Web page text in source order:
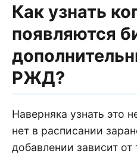
Как узнать
появляются
РЖД?
Наверняка узнать это
нет в расписании
добавлении зависит от